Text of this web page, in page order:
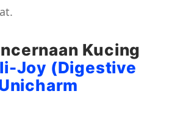
Kucing
Joy (Digestive